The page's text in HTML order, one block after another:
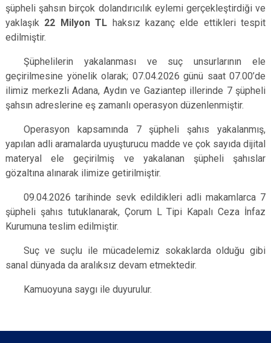
şüpheli şahsın birçok dolandırıcılık eylemi gerçekleştirdiği ve
yaklaşık 22 Milyon TL haksız kazanç elde ettikleri tespit
edilmiştir.
Şüphelilerin yakalanması ve suç unsurlarının ele
geçirilmesine yönelik olarak; 07.04.2026 günü saat 07.00’de
ilimiz merkezli Adana, Aydın ve Gaziantep illerinde 7 şüpheli
şahsın adreslerine eş zamanlı operasyon düzenlenmiştir.
Operasyon kapsamında 7 şüpheli şahıs yakalanmış,
yapılan adli aramalarda uyuşturucu madde ve çok sayıda dijital
materyal ele geçirilmiş ve yakalanan şüpheli şahıslar
gözaltına alınarak ilimize getirilmiştir.
09.04.2026 tarihinde sevk edildikleri adli makamlarca 7
şüpheli şahıs tutuklanarak, Çorum L Tipi Kapalı Ceza İnfaz
Kurumuna teslim edilmiştir.
Suç ve suçlu ile mücadelemiz sokaklarda olduğu gibi
sanal dünyada da aralıksız devam etmektedir.
Kamuoyuna saygı ile duyurulur.